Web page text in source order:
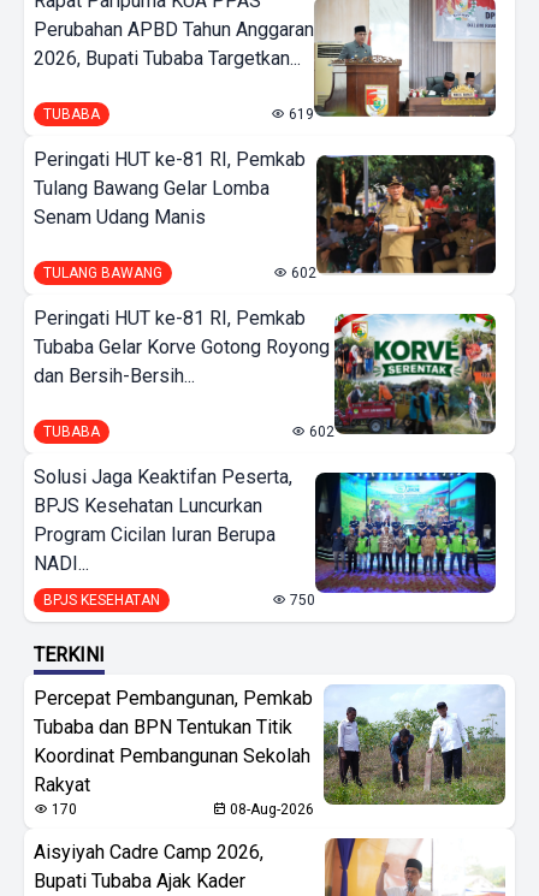
Perubahan APBD Tahun Anggaran
2026, Bupati Tubaba Targetkan...
TUBABA 619
Peringati HUT ke-81 RI, Pemkab
Tulang Bawang Gelar Lomba
Senam Udang Manis
TULANG BAWANG 602
Peringati HUT ke-81 RI, Pemkab
Tubaba Gelar Korve Gotong Royong
dan Bersih-Bersih...
TUBABA 602
Solusi Jaga Keaktifan Peserta,
BPJS Kesehatan Luncurkan
Program Cicilan Iuran Berupa
NADI...
BPJS KESEHATAN 750
TERKINI
Percepat Pembangunan, Pemkab
Tubaba dan BPN Tentukan Titik
Koordinat Pembangunan Sekolah
Rakyat
170 08-Aug-2026
Aisyiyah Cadre Camp 2026,
Bupati Tubaba Ajak Kader